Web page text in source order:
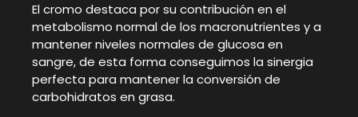
El cromo destaca por su contribución en el
metabolismo normal de los macronutrientes y a
mantener niveles normales de glucosa en
sangre, de esta forma conseguimos la sinergia
perfecta para mantener la conversión de
carbohidratos en grasa.